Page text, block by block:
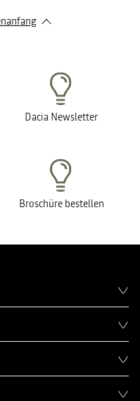
Dacia Newsletter
Broschüre bestellen